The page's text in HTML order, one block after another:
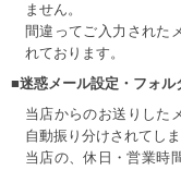
ません。
間違ってご入力された
れております。
■迷惑メール設定・フォル
当店からのお送りした
自動振り分けされてし
当店の、休日・営業時